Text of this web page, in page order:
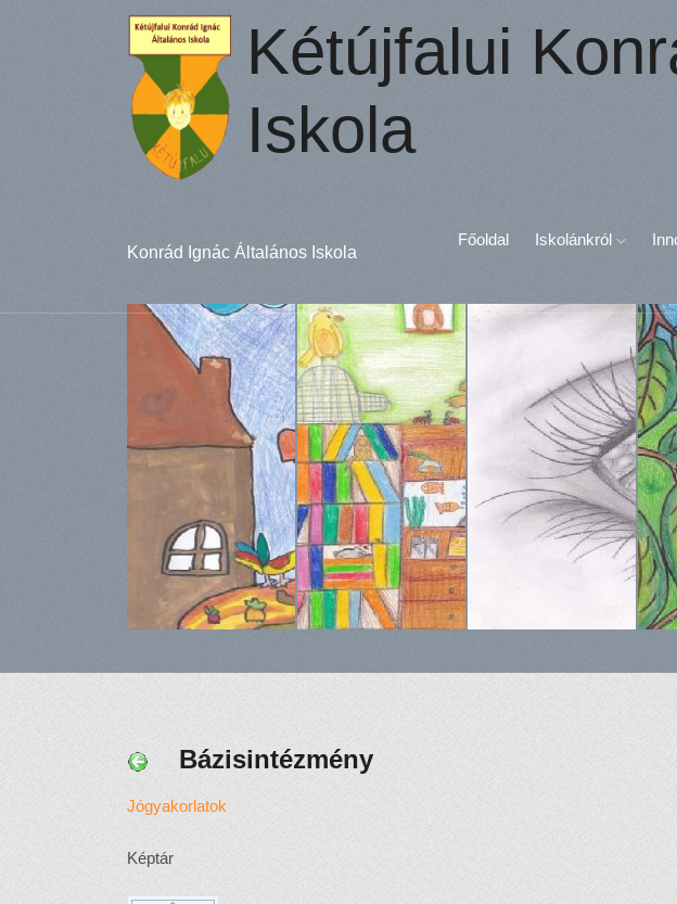
Kétújfalui
Iskola
Konrád Ignác Általános Iskola
Főoldal Iskolánkról
Bázisintézmény
Jógyakorlatok
Képtár